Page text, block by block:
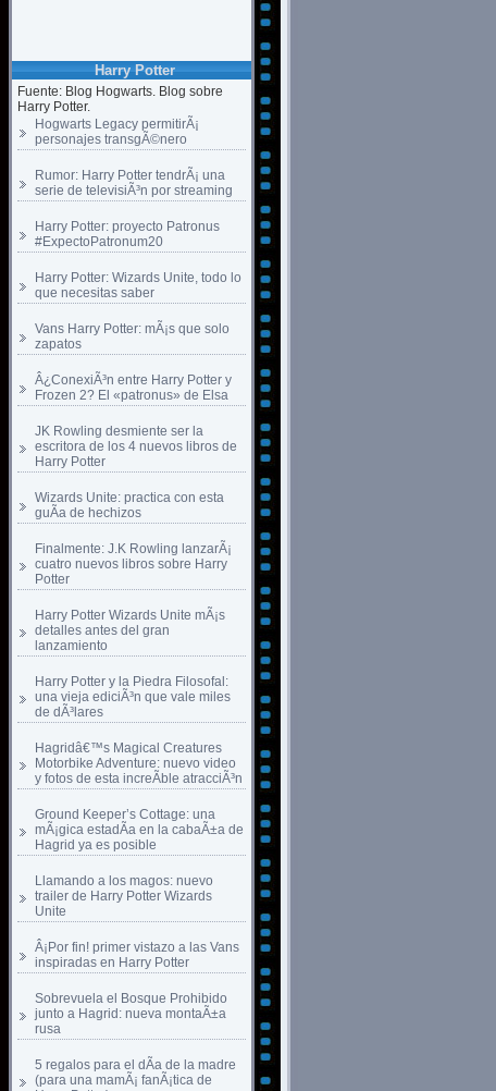
Harry Potter
Fuente: Blog Hogwarts. Blog sobre
Harry Potter.
Hogwarts Legacy permitirÃ¡
personajes transgÃ©nero
Rumor: Harry Potter tendrÃ¡ una
serie de televisiÃ³n por streaming
Harry Potter: proyecto Patronus
#ExpectoPatronum20
Harry Potter: Wizards Unite, todo lo
que necesitas saber
Vans Harry Potter: mÃ¡s que solo
zapatos
Â¿ConexiÃ³n entre Harry Potter y
Frozen 2? El «patronus» de Elsa
JK Rowling desmiente ser la
escritora de los 4 nuevos libros de
Harry Potter
Wizards Unite: practica con esta
guÃ­a de hechizos
Finalmente: J.K Rowling lanzarÃ¡
cuatro nuevos libros sobre Harry
Potter
Harry Potter Wizards Unite mÃ¡s
detalles antes del gran
lanzamiento
Harry Potter y la Piedra Filosofal:
una vieja ediciÃ³n que vale miles
de dÃ³lares
Hagridâ€™s Magical Creatures
Motorbike Adventure: nuevo video
y fotos de esta increÃ­ble atracciÃ³n
Ground Keeper’s Cottage: una
mÃ¡gica estadÃ­a en la cabaÃ±a de
Hagrid ya es posible
Llamando a los magos: nuevo
trailer de Harry Potter Wizards
Unite
Â¡Por fin! primer vistazo a las Vans
inspiradas en Harry Potter
Sobrevuela el Bosque Prohibido
junto a Hagrid: nueva montaÃ±a
rusa
5 regalos para el dÃ­a de la madre
(para una mamÃ¡ fanÃ¡tica de